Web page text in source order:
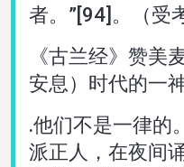
者。”[94]。（受
《古兰经》赞美
安息）时代的一
.他们不是一律的
派正人，在夜间